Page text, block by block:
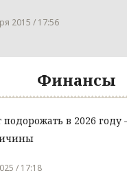
2015 / 17:56
Финансы
в 2026 году
/ 17:18